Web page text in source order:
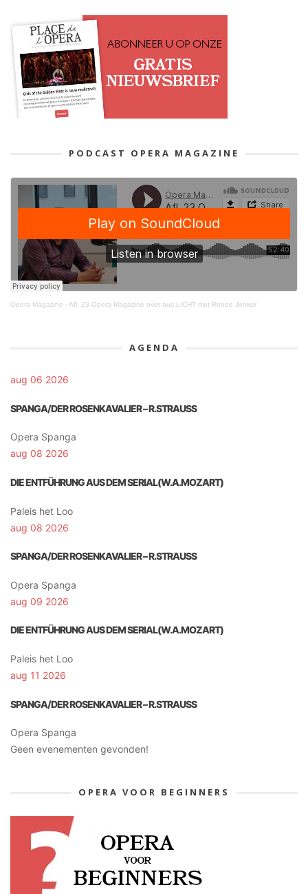
PODCAST OPERA MAGAZINE
Opera Magazine · Afl. 23 Opera Magazine over aus LICHT met Renee Jonker
AGENDA
aug 06 2026
SPANGA/DER ROSENKAVALIER – R.STRAUSS
Opera Spanga
aug 08 2026
DIE ENTFÜHRUNG AUS DEM SERIAL(W.A.MOZART)
Paleis het Loo
aug 08 2026
SPANGA/DER ROSENKAVALIER – R.STRAUSS
Opera Spanga
aug 09 2026
DIE ENTFÜHRUNG AUS DEM SERIAL(W.A.MOZART)
Paleis het Loo
aug 11 2026
SPANGA/DER ROSENKAVALIER – R.STRAUSS
Opera Spanga
Geen evenementen gevonden!
OPERA VOOR BEGINNERS